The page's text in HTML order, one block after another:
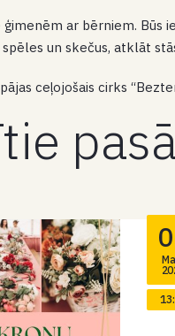
ar bērniem. Būs
un skečus, atklāt
ceļojošais cirks